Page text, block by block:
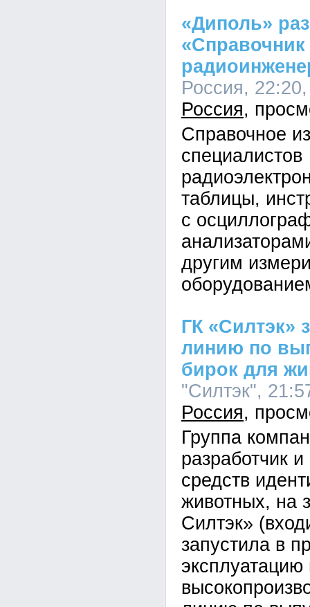
«Диполь»
«Справочник
Россия,
Россия
Справочное
специалистов
таблицы,
с
другим
ГК «Силтэк»
линию по
бирок для
"Силтэк",
Россия
Группа
разработчик
средств
животных, на
Силтэк»
запустила в